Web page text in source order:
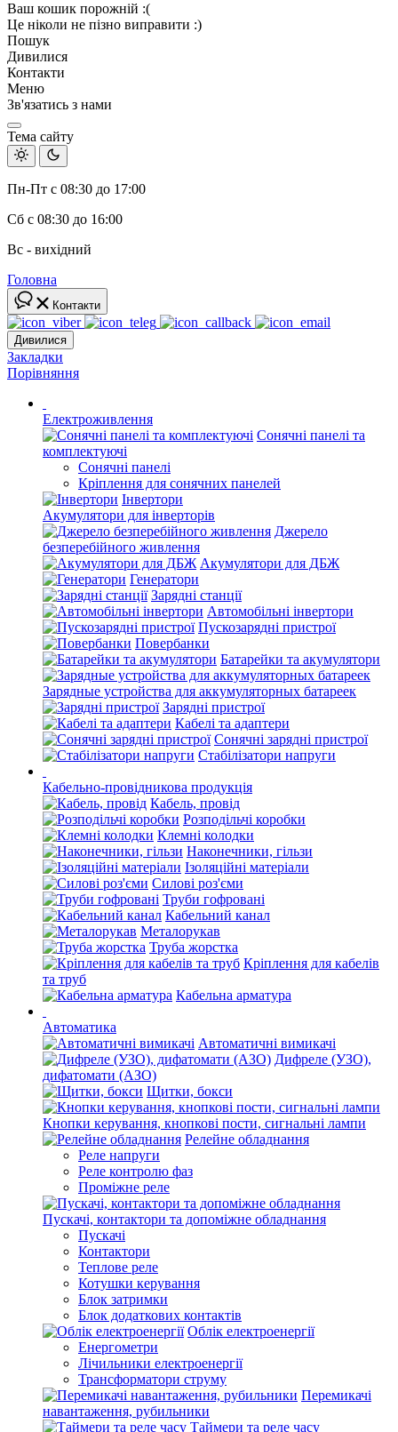
Ваш кошик порожній :(
Це ніколи не пізно виправити :)
Пошук
Дивилися
Контакти
Меню
Зв'язатись з нами
Тема сайту
Пн-Пт с 08:30 до 17:00
Сб с 08:30 до 16:00
Вс - вихідний
Головна
Контакти
Дивилися
Закладки
Порівняння
Електроживлення
Сонячні панелі та
комплектуючі
Сонячні панелі
Кріплення для сонячних панелей
Інвертори
Акумулятори для інверторів
Джерело
безперебійного живлення
Акумулятори для ДБЖ
Генератори
Зарядні станції
Автомобільні інвертори
Пускозарядні пристрої
Повербанки
Батарейки та акумулятори
Зарядные устройства для аккумуляторных батареек
Зарядні пристрої
Кабелі та адаптери
Сонячні зарядні пристрої
Стабілізатори напруги
Кабельно-провідникова продукція
Кабель, провід
Розподільчі коробки
Клемні колодки
Наконечники, гільзи
Ізоляційні матеріали
Силові роз'єми
Труби гофровані
Кабельний канал
Металорукав
Труба жорстка
Кріплення для кабелів
та труб
Кабельна арматура
Автоматика
Автоматичні вимикачі
Дифреле (УЗО),
дифатомати (АЗО)
Щитки, бокси
Кнопки керування, кнопкові пости, сигнальні лампи
Релейне обладнання
Реле напруги
Реле контролю фаз
Проміжне реле
Пускачі, контактори та допоміжне обладнання
Пускачі
Контактори
Теплове реле
Котушки керування
Блок затримки
Блок додаткових контактів
Облік електроенергії
Енергометри
Лічильники електроенергії
Трансформатори струму
Перемикачі
навантаження, рубильники
Таймери та реле часу